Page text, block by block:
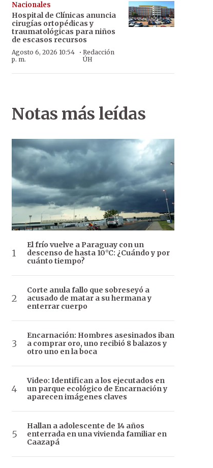
Nacionales
Hospital de Clínicas anuncia
cirugías ortopédicas y
traumatológicas para niños
de escasos recursos
Agosto 6, 2026 10:54
p. m.
· Redacción
ÚH
Notas más leídas
El frío vuelve a Paraguay con un
descenso de hasta 10°C: ¿Cuándo y por
cuánto tiempo?
Corte anula fallo que sobreseyó a
acusado de matar a su hermana y
enterrar cuerpo
Encarnación: Hombres asesinados iban
a comprar oro, uno recibió 8 balazos y
otro uno en la boca
Video: Identifican a los ejecutados en
un parque ecológico de Encarnación y
aparecen imágenes claves
Hallan a adolescente de 14 años
enterrada en una vivienda familiar en
Caazapá